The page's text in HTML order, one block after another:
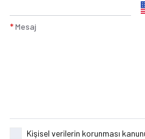
*Mesaj
Kişisel verilerin korunması